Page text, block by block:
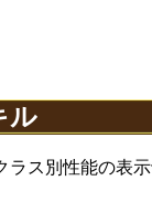
ル
ス別性能の表示